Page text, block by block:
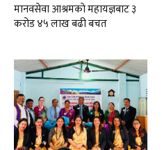
मानवसेवा आश्रमकाे‌ महायज्ञबाट ३
करोड ४५ लाख बढी बचत